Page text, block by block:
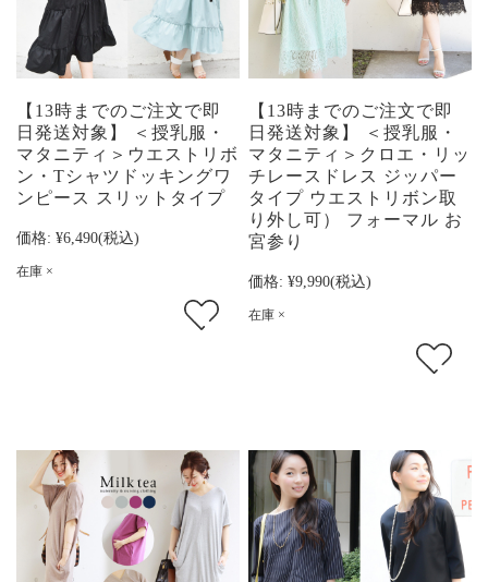
【13時までのご注文で即
日発送対象】 ＜授乳服・
マタニティ＞ウエストリボ
ン・Tシャツドッキングワ
ンピース スリットタイプ
価格: ¥6,490(税込)
在庫 ×
【13時までのご注文で即
日発送対象】 ＜授乳服・
マタニティ＞クロエ・リッ
チレースドレス ジッパー
タイプ ウエストリボン取
り外し可） フォーマル お
宮参り
価格: ¥9,990(税込)
在庫 ×